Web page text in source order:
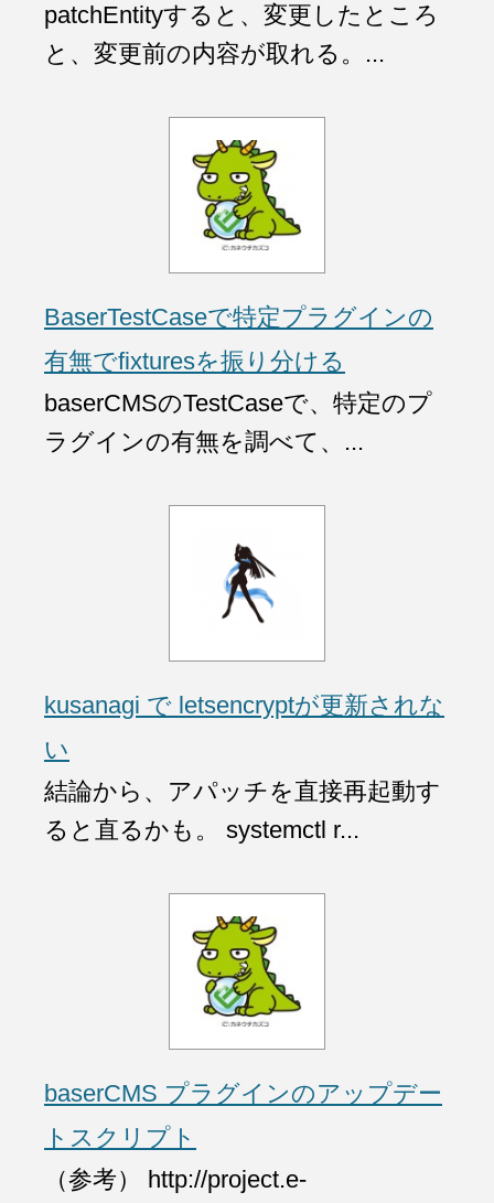
patchEntityすると、変更したところ
と、変更前の内容が取れる。...
BaserTestCaseで特定プラグインの
有無でfixturesを振り分ける
baserCMSのTestCaseで、特定のプ
ラグインの有無を調べて、...
kusanagi で letsencryptが更新されな
い
結論から、アパッチを直接再起動す
ると直るかも。 systemctl r...
baserCMS プラグインのアップデー
トスクリプト
（参考） http://project.e-